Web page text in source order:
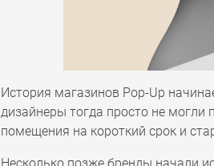
История магазинов Pop-Up
дизайнеры тогда просто не могли
помещения на короткий срок и